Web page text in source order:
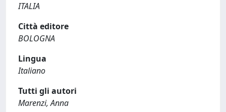
ITALIA
Città editore
BOLOGNA
Lingua
Italiano
Tutti gli autori
Marenzi, Anna